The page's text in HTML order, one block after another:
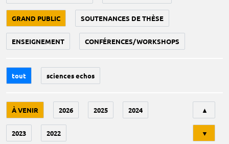
GRAND PUBLIC SOUTENANCES DE THÈSE
ENSEIGNEMENT CONFÉRENCES/WORKSHOPS
tout sciences echos
À VENIR 2026 2025 2024
2023 2022
▲
▼